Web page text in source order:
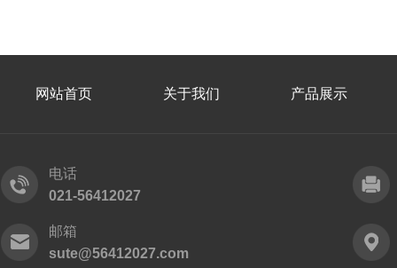
网站首页 关于我们 产品展示
电话
021-56412027
邮箱
sute@56412027.com